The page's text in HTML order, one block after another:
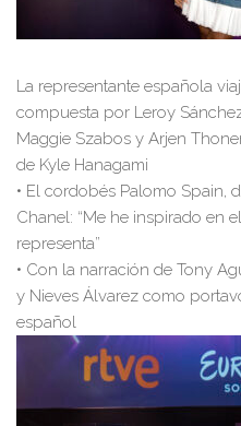
La representante española
compuesta por Leroy
Maggie Szabos y Arjen
de Kyle Hanagami
• El cordobés Palomo Spain,
Chanel: “Me he inspirado en
representa”
• Con la narración de Tony
y Nieves Álvarez como
español